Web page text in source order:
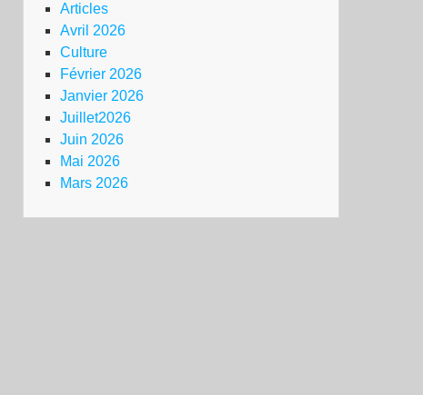
Articles
Avril 2026
Culture
Février 2026
Janvier 2026
Juillet2026
Juin 2026
Mai 2026
Mars 2026